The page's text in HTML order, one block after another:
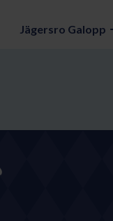
Jägersro Galopp